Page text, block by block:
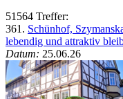
51564 Treffer:
361. Schünhof,
lebendig und attraktiv
Datum: 25.06.26